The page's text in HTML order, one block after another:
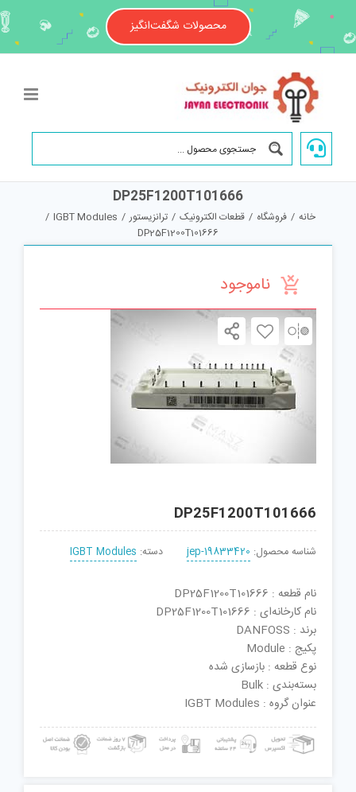
content
محصولات شگفت‌انگیز
DP25F1200T101666
خانه / فروشگاه / قطعات الکترونیک / ترانزیستور /
IGBT Modules
/
DP25F1200T101666
ناموجود
DP25F1200T101666
شناسه محصول: jep-19833420 دسته: IGBT Modules
نام قطعه : DP25F1200T101666
نام کارخانه‌ای : DP25F1200T101666
برند : DANFOSS
پکیج : Module
نوع قطعه : بازسازی شده
بسته‌بندی : Bulk
عنوان گروه : IGBT Modules